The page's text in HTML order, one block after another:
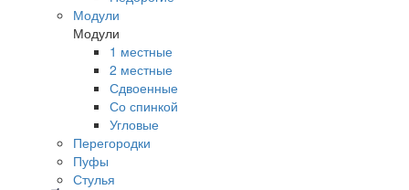
Модули
Модули
1 местные
2 местные
Сдвоенные
Со спинкой
Угловые
Перегородки
Пуфы
Стулья